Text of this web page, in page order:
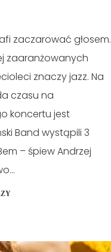
zaczarować głosem.
zaaranżowanych
znaczy jazz. Na
czasu na
koncertu jest
Band wystąpili 3
– śpiew Andrzej